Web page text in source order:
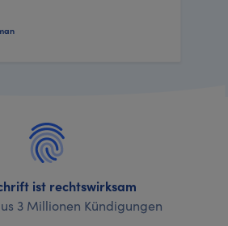
ist rechtswirksam
3 Millionen Kündigungen